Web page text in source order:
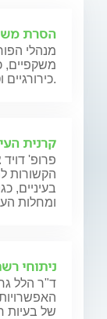
הסרת
מנהלי
משקפיים,
כירורגיים וטיפולים לא ניתוחיים במגוון שיטות.
קרנית
פרופ'
הקשורות
בעיניים,
ומחלות
ניתוחי
ד"ר הלל
של בעיות